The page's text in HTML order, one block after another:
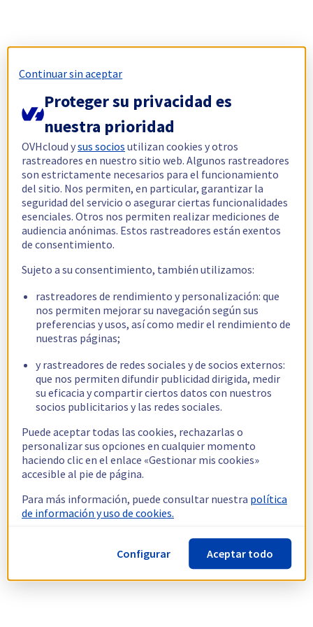
Continuar sin aceptar
Proteger su privacidad es
nuestra prioridad
OVHcloud ysus socios utilizan cookies y otros
rastreadores en nuestro sitio web. Algunos rastreadores
son estrictamente necesarios para el funcionamiento
del sitio. Nos permiten, en particular, garantizar la
seguridad del servicio o asegurar ciertas funcionalidades
esenciales. Otros nos permiten realizar mediciones de
audiencia anónimas. Estos rastreadores están exentos
de consentimiento.
Sujeto a su consentimiento, también utilizamos:
rastreadores de rendimiento y personalización: que
nos permiten mejorar su navegación según sus
preferencias y usos, así como medir el rendimiento de
nuestras páginas;
y rastreadores de redes sociales y de socios externos:
que nos permiten difundir publicidad dirigida, medir
su eficacia y compartir ciertos datos con nuestros
socios publicitarios y las redes sociales.
Puede aceptar todas las cookies, rechazarlas o
personalizar sus opciones en cualquier momento
haciendo clic en el enlace «Gestionar mis cookies»
accesible al pie de página.
Para más información, puede consultar nuestra política
de información y uso de cookies.
Configurar Aceptar todo